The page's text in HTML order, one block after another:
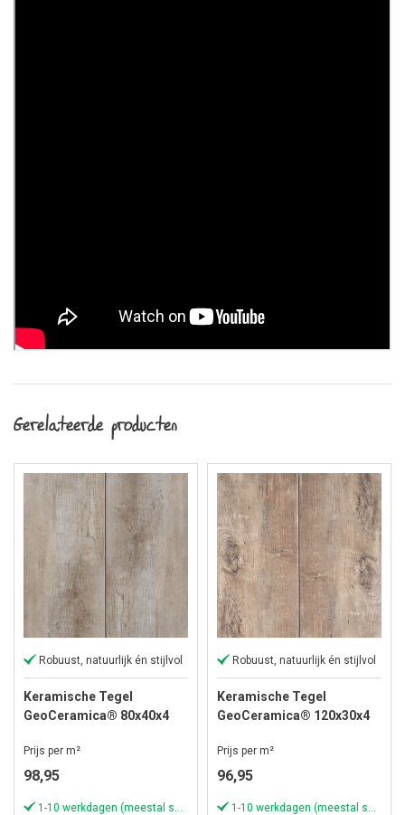
Gerelateerde producten
Robuust, natuurlijk én stijlvol
Keramische Tegel
GeoCeramica® 80x40x4
Prijs per m²
98,95
1-10 werkdagen (meestal sneller)
Robuust, natuurlijk én stijlvol
Keramische Tegel
GeoCeramica® 120x30x4
Prijs per m²
96,95
1-10 werkdagen (meestal sneller)